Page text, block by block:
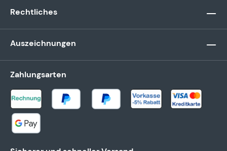
Rechtliches
Auszeichnungen
Zahlungsarten